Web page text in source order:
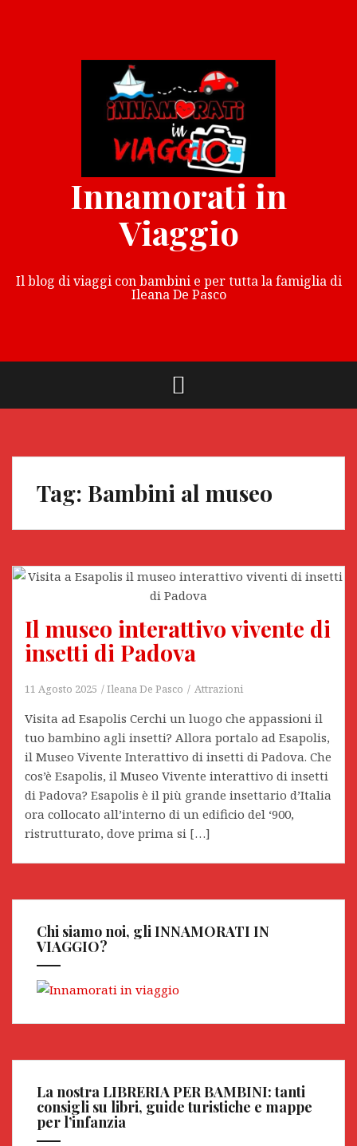
Innamorati in
Viaggio
Il blog di viaggi con bambini e per tutta la famiglia di
Ileana De Pasco
Tag: Bambini al museo
Il museo interattivo vivente di
insetti di Padova
11 Agosto 2025 Ileana De Pasco Attrazioni
Visita ad Esapolis Cerchi un luogo che appassioni il
tuo bambino agli insetti? Allora portalo ad Esapolis,
il Museo Vivente Interattivo di insetti di Padova. Che
cos’è Esapolis, il Museo Vivente interattivo di insetti
di Padova? Esapolis è il più grande insettario d’Italia
ora collocato all’interno di un edificio del ‘900,
ristrutturato, dove prima si […]
Chi siamo noi, gli INNAMORATI IN
VIAGGIO?
La nostra LIBRERIA PER BAMBINI: tanti
consigli su libri, guide turistiche e mappe
per l’infanzia